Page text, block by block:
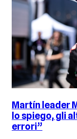
Martín leader
lo spiego, gli
errori”